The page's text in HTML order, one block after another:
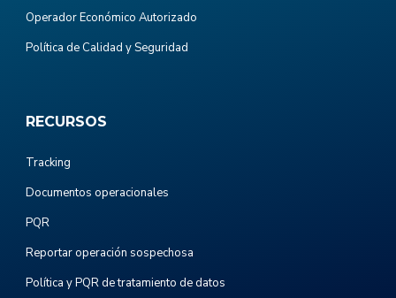
Operador Económico Autorizado
Política de Calidad y Seguridad
RECURSOS
Tracking
Documentos operacionales
PQR
Reportar operación sospechosa
Política y PQR de tratamiento de datos